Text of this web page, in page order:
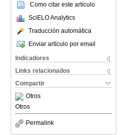
Como citar este artículo
SciELO Analytics
Traducción automática
Enviar artículo por email
Indicadores
Links relacionados
Compartir
Otros
Otros
Permalink